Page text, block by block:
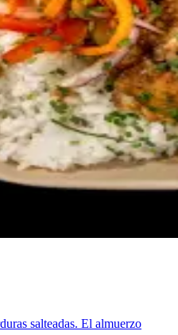
salteadas. El almuerzo